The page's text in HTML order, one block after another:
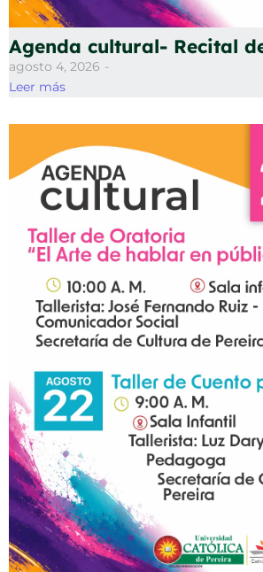
Agenda cultural- Recital
agosto 4, 2026 -
Leer más